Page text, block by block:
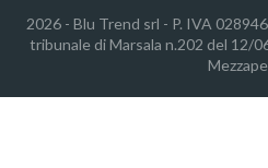
2026 - Blu Trend srl - P. IVA
tribunale di Marsala n.202 del 12/